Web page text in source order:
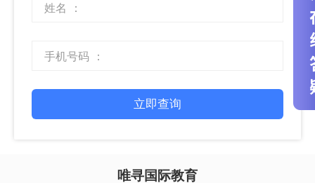
立即查询
唯寻国际教育